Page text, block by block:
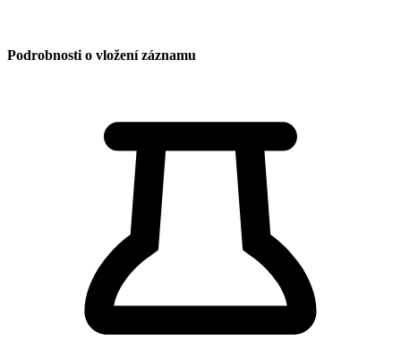
Podrobnosti o vložení záznamu